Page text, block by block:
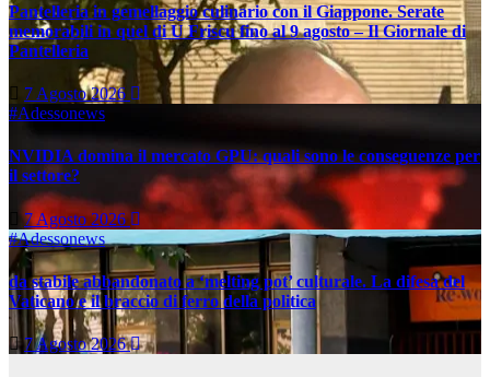
Pantelleria in gemellaggio culinario con il Giappone. Serate
memorabili in quel di U Friscu fino al 9 agosto – Il Giornale di
Pantelleria
7 Agosto 2026
#Adessonews
NVIDIA domina il mercato GPU: quali sono le conseguenze per
il settore?
7 Agosto 2026
#Adessonews
da stabile abbandonato a ‘melting pot’ culturale. La difesa del
Vaticano e il braccio di ferro della politica
7 Agosto 2026